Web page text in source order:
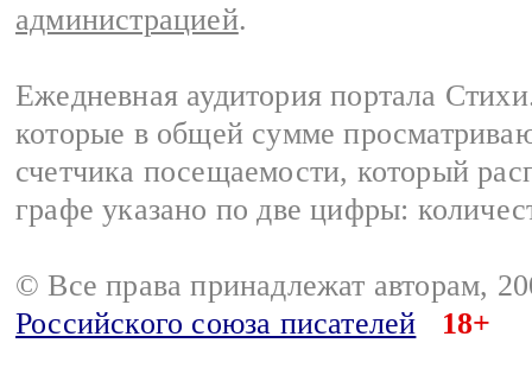
администрацией.
Ежедневная аудитория портала
которые в общей сумме
счетчика посещаемости, который
графе указано по две цифры:
© Все права принадлежат авторам,
Российского союза писателей
18+